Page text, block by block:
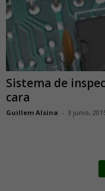
Sistema de
cara
Guillem Alsina - 3 junio,